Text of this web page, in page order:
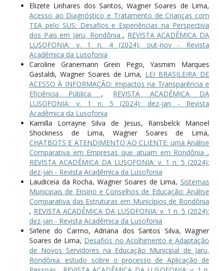
Elizete Linhares dos Santos, Wagner Soares de Lima,
Acesso ao Diagnóstico e Tratamento de Crianças com
TEA pelo SUS: Desafios e Experiências na Perspectiva
dos Pais em Jaru, Rondônia , REVISTA ACADÊMICA DA
LUSOFONIA: v. 1 n. 4 (2024): out-nov - Revista
Acadêmica da Lusofonia
Caroline Granemann Grein Pego, Yasmim Marques
Gastaldi, Wagner Soares de Lima, LEI BRASILEIRA DE
ACESSO À INFORMAÇÃO: Impactos na Transparência e
Eficiência Pública , REVISTA ACADÊMICA DA
LUSOFONIA: v. 1 n. 5 (2024): dez-jan - Revista
Acadêmica da Lusofonia
Kamilla Lorrayne Silva de Jesus, Ransbelck Manoel
Shockness de Lima, Wagner Soares de Lima,
CHATBOTS E ATENDIMENTO AO CLIENTE: uma Análise
Comparativa em Empresas que atuam em Rondônia ,
REVISTA ACADÊMICA DA LUSOFONIA: v. 1 n. 5 (2024):
dez-jan - Revista Acadêmica da Lusofonia
Laudiceia da Rocha, Wagner Soares de Lima,Sistemas
Municipais de Ensino e Conselhos de Educação: Análise
Comparativa das Estruturas em Municípios de Rondônia
, REVISTA ACADÊMICA DA LUSOFONIA: v. 1 n. 5 (2024):
dez-jan - Revista Acadêmica da Lusofonia
Sirlene do Carmo, Adriana dos Santos Silva, Wagner
Soares de Lima, Desafios no Acolhimento e Adaptação
de Novos Servidores na Educação Municipal de Jaru,
Rondônia: estudo sobre o processo de Aplicação de